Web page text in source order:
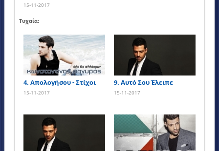
15-11-2017
Τυχαία:
4. Απολογήσου - Στίχοι
15-11-2017
9. Αυτό Σου Έλειπε
15-11-2017